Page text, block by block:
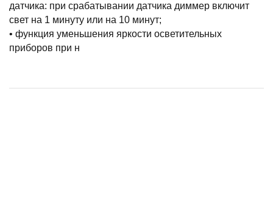
датчика: при срабатывании датчика диммер включит
свет на 1 минуту или на 10 минут;
• функция уменьшения яркости осветительных
приборов при н